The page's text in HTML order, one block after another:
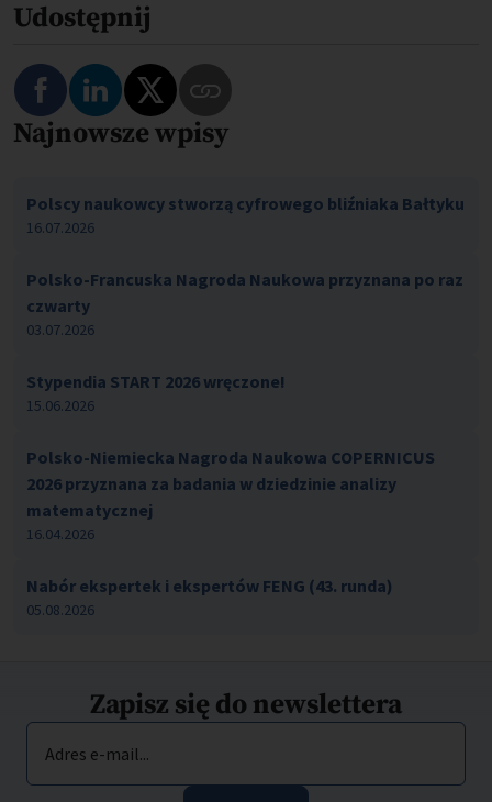
Udostępnij
Najnowsze wpisy
Polscy naukowcy stworzą cyfrowego bliźniaka Bałtyku
16.07.2026
Polsko-Francuska Nagroda Naukowa przyznana po raz
czwarty
03.07.2026
Stypendia START 2026 wręczone!
15.06.2026
Polsko-Niemiecka Nagroda Naukowa COPERNICUS
2026 przyznana za badania w dziedzinie analizy
matematycznej
16.04.2026
Nabór ekspertek i ekspertów FENG (43. runda)
05.08.2026
Zapisz się do newslettera
Adres e-mail...